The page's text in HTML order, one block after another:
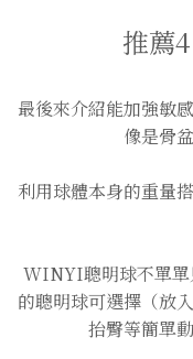
推薦
最後來介紹能加強敏
像是骨
利用球體本身的重量
WINYI聰明球不單單
的聰明球可選擇（放
抬臀等簡單